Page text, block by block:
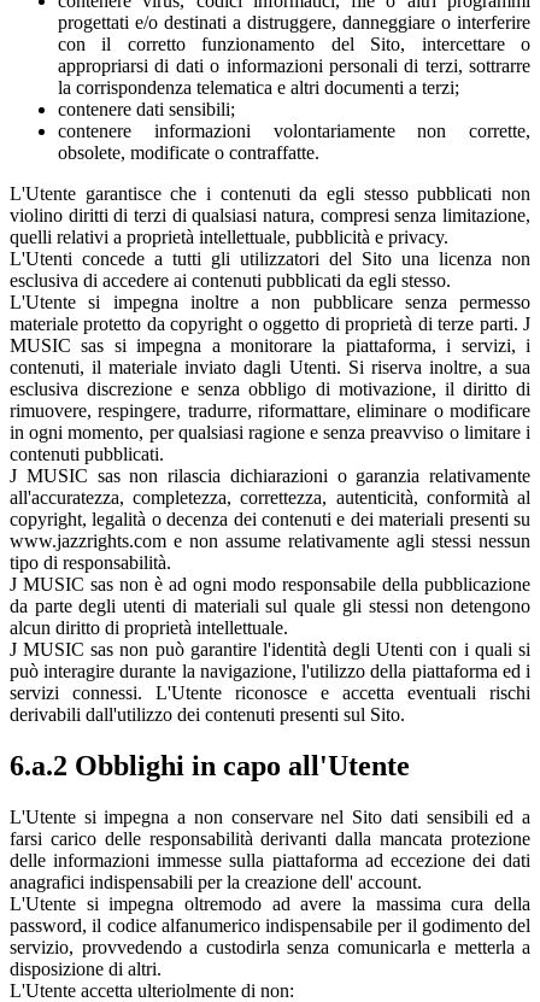
progettati e/o destinati a distruggere, danneggiare o interferire
con il corretto funzionamento del Sito, intercettare o
appropriarsi di dati o informazioni personali di terzi, sottrarre
la corrispondenza telematica e altri documenti a terzi;
contenere dati sensibili;
contenere informazioni volontariamente non corrette,
obsolete, modificate o contraffatte.
L'Utente garantisce che i contenuti da egli stesso pubblicati non
violino diritti di terzi di qualsiasi natura, compresi senza limitazione,
quelli relativi a proprietà intellettuale, pubblicità e privacy.
L'Utenti concede a tutti gli utilizzatori del Sito una licenza non
esclusiva di accedere ai contenuti pubblicati da egli stesso.
L'Utente si impegna inoltre a non pubblicare senza permesso
materiale protetto da copyright o oggetto di proprietà di terze parti. J
MUSIC sas si impegna a monitorare la piattaforma, i servizi, i
contenuti, il materiale inviato dagli Utenti. Si riserva inoltre, a sua
esclusiva discrezione e senza obbligo di motivazione, il diritto di
rimuovere, respingere, tradurre, riformattare, eliminare o modificare
in ogni momento, per qualsiasi ragione e senza preavviso o limitare i
contenuti pubblicati.
J MUSIC sas non rilascia dichiarazioni o garanzia relativamente
all'accuratezza, completezza, correttezza, autenticità, conformità al
copyright, legalità o decenza dei contenuti e dei materiali presenti su
www.jazzrights.com e non assume relativamente agli stessi nessun
tipo di responsabilità.
J MUSIC sas non è ad ogni modo responsabile della pubblicazione
da parte degli utenti di materiali sul quale gli stessi non detengono
alcun diritto di proprietà intellettuale.
J MUSIC sas non può garantire l'identità degli Utenti con i quali si
può interagire durante la navigazione, l'utilizzo della piattaforma ed i
servizi connessi. L'Utente riconosce e accetta eventuali rischi
derivabili dall'utilizzo dei contenuti presenti sul Sito.
6.a.2 Obblighi in capo all'Utente
L'Utente si impegna a non conservare nel Sito dati sensibili ed a
farsi carico delle responsabilità derivanti dalla mancata protezione
delle informazioni immesse sulla piattaforma ad eccezione dei dati
anagrafici indispensabili per la creazione dell' account.
L'Utente si impegna oltremodo ad avere la massima cura della
password, il codice alfanumerico indispensabile per il godimento del
servizio, provvedendo a custodirla senza comunicarla e metterla a
disposizione di altri.
L'Utente accetta ulteriolmente di non: